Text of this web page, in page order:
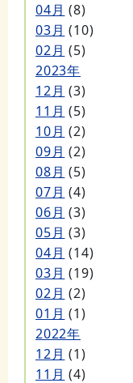
04月 (8)
03月 (10)
02月 (5)
2023年
12月 (3)
11月 (5)
10月 (2)
09月 (2)
08月 (5)
07月 (4)
06月 (3)
05月 (3)
04月 (14)
03月 (19)
02月 (2)
01月 (1)
2022年
12月 (1)
11月 (4)